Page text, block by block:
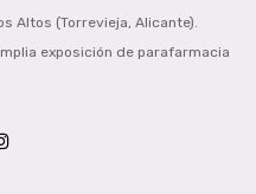
Altos (Torrevieja, Alicante).
exposición de parafarmacia